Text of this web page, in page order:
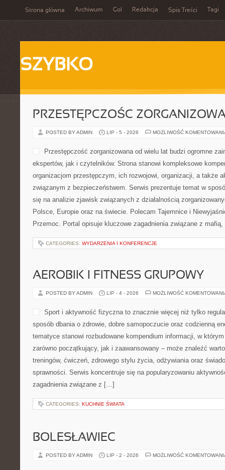
Strona główna Archiwum Gol Redakcja Spis Treści Tagi
SZYBKO
PRZESTĘPCZOŚC
POSTED BY ADMIN LIP - 5 - 2026 MOŻLIWOŚĆ
Przestępczość zorganizowana od wielu lat budzi ogromne
ekspertów, jak i czytelników. Strona stanowi kompleksowe
organizacjom przestępczym, ich rozwojowi, organizacji, a także
związanym z bezpieczeństwem. Serwis prezentuje temat w
się na analizie zjawisk związanych z działalnością
Polsce, Europie oraz na świecie. Polecam Tajemnice i
Przemoc. Portal opisuje kluczowe zagadnienia związane z
CATEGORIES: WYDARZENIA I KONFERENCJE
AEROBIK I FITNESS GRUPOWY
POSTED BY ADMIN LIP - 4 - 2026 MOŻLIWOŚĆ
Sport i aktywność fizyczna to znacznie więcej niż tylko
sposób dbania o zdrowie, dobre samopoczucie oraz codzienną
tematyce stanowi rozbudowane kompendium informacji, w
zarówno początkujący, jak i zaawansowany – może znaleźć
treningów, ćwiczeń, zdrowego stylu życia, odżywiania oraz
sprawności. Serwis koncentruje się na popularyzowaniu
zagadnienia związane z […]
CATEGORIES: KUCHNIE ŚWIATA
BOLESŁAWIEC
POSTED BY ADMIN LIP - 2 - 2026 MOŻLIWOŚĆ